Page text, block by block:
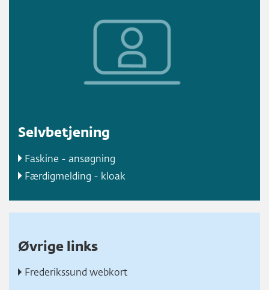
Selvbetjening
Faskine - ansøgning
Færdigmelding - kloak
Øvrige links
Frederikssund webkort